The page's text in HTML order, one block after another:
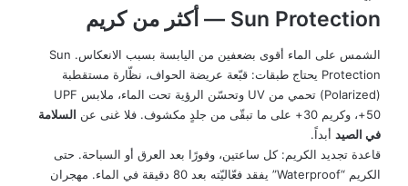
Sun Protection — أكثر من كريم
الشمس على الماء أقوى بضعفين من اليابسة بسبب الانعكاس. Sun
Protection يحتاج طبقات: قبّعة عريضة الحواف، نظّارة مستقطبة
(Polarized) تحمي من UV وتحسّن الرؤية تحت الماء، ملابس UPF
50+، وكريم 30+ على ما تبقّى من جلدٍ مكشوف. فلا غنى عن
السلامة
في الصيد أبداً.
قاعدة تجديد الكريم: كل ساعتين، وفورًا بعد العرق أو السباحة. حتى
الكريم “Waterproof” يفقد فعّاليّته بعد 80 دقيقة في الماء. مهجران